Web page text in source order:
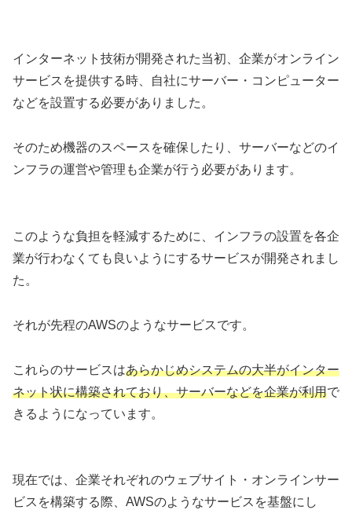
インターネット技術が開発された当初、企業がオンライン
サービスを提供する時、自社にサーバー・コンピューター
などを設置する必要がありました。
そのため機器のスペースを確保したり、サーバーなどのイ
ンフラの運営や管理も企業が行う必要があります。
このような負担を軽減するために、インフラの設置を各企
業が行わなくても良いようにするサービスが開発されまし
た。
それが先程のAWSのようなサービスです。
これらのサービスはあらかじめシステムの大半がインター
ネット状に構築されており、サーバーなどを企業が利用で
きるようになっています。
現在では、企業それぞれのウェブサイト・オンラインサー
ビスを構築する際、AWSのようなサービスを基盤にし